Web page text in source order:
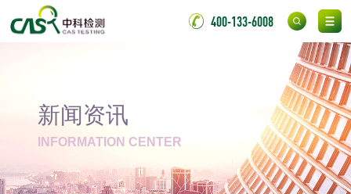
400-133-6008
新闻资讯
INFORMATION CENTER
伸缩警棍检测
镀膜抗菌玻璃检测
光触媒检测